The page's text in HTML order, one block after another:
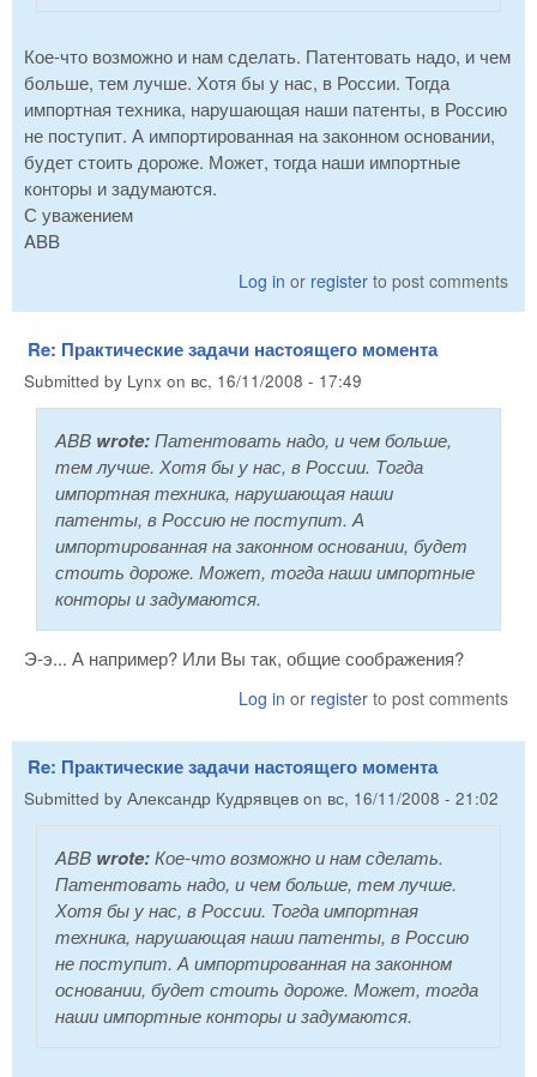
Кое-что возможно и нам сделать. Патентовать надо, и чем
больше, тем лучше. Хотя бы у нас, в России. Тогда
импортная техника, нарушающая наши патенты, в Россию
не поступит. А импортированная на законном основании,
будет стоить дороже. Может, тогда наши импортные
конторы и задумаются.
С уважением
ABB
Log in or register to post comments
Re: Практические задачи настоящего момента
Submitted by Lynx on вс, 16/11/2008 - 17:49
ABB wrote:Патентовать надо, и чем больше,
тем лучше. Хотя бы у нас, в России. Тогда
импортная техника, нарушающая наши
патенты, в Россию не поступит. А
импортированная на законном основании, будет
стоить дороже. Может, тогда наши импортные
конторы и задумаются.
Э-э... А например? Или Вы так, общие соображения?
Log in or register to post comments
Re: Практические задачи настоящего момента
Submitted by Александр Кудрявцев on вс, 16/11/2008 - 21:02
ABB wrote:Кое-что возможно и нам сделать.
Патентовать надо, и чем больше, тем лучше.
Хотя бы у нас, в России. Тогда импортная
техника, нарушающая наши патенты, в Россию
не поступит. А импортированная на законном
основании, будет стоить дороже. Может, тогда
наши импортные конторы и задумаются.